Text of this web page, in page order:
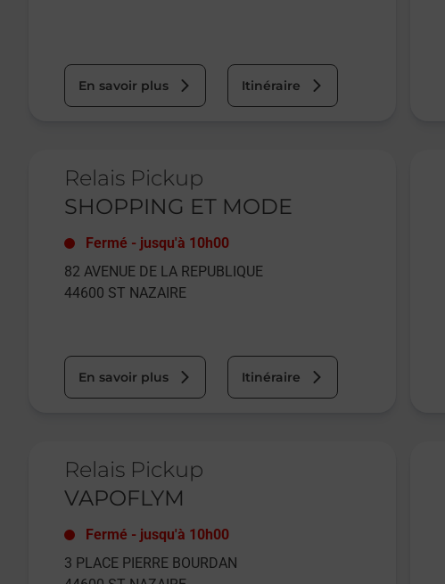
En savoir plus Itinéraire
Relais Pickup
SHOPPING ET MODE
Fermé - jusqu'à 10h00
82 AVENUE DE LA REPUBLIQUE
44600 ST NAZAIRE
En savoir plus Itinéraire
Relais Pickup
VAPOFLYM
Fermé - jusqu'à 10h00
3 PLACE PIERRE BOURDAN